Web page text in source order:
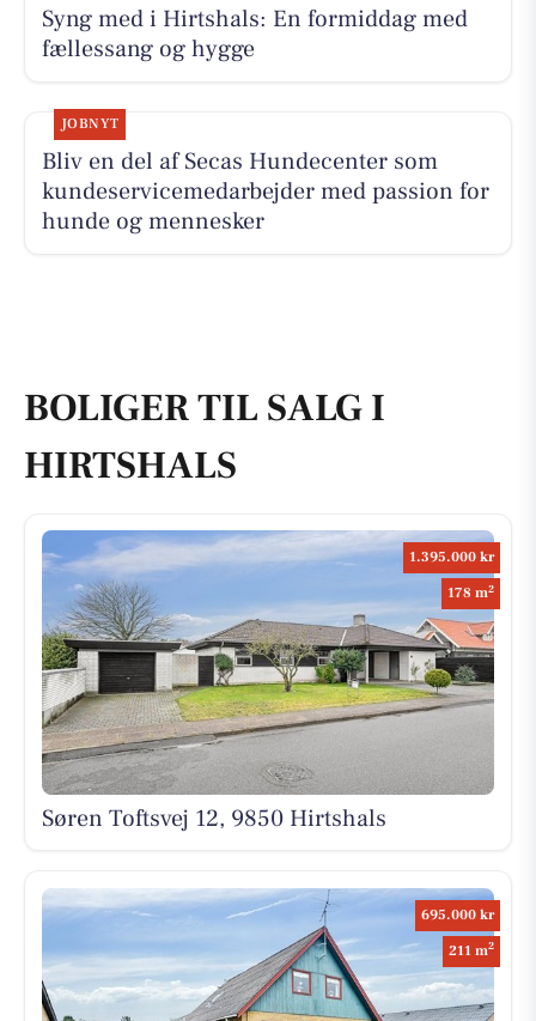
Syng med i Hirtshals: En formiddag med
fællessang og hygge
JOBNYT
Bliv en del af Secas Hundecenter som
kundeservicemedarbejder med passion for
hunde og mennesker
BOLIGER TIL SALG I
HIRTSHALS
1.395.000 kr
178 m2
Søren Toftsvej 12, 9850 Hirtshals
695.000 kr
211 m2